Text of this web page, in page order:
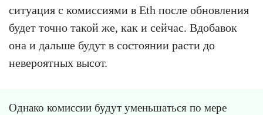
ситуация с комиссиями в Eth после обновления
будет точно такой же, как и сейчас. Вдобавок
она и дальше будут в состоянии расти до
невероятных высот.
Однако комиссии будут уменьшаться по мере